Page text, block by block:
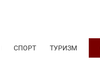
СПОРТ ТУРИЗМ